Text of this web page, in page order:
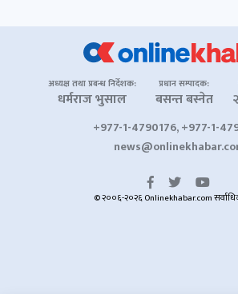
अध्यक्ष तथा प्रबन्ध निर्देशक:
धर्मराज भुसाल
प्रधान सम्पादक:
बसन्त बस्नेत
+977-1-4790176, +977-1-
© २००६-२०२६ Onlinekhabar.com